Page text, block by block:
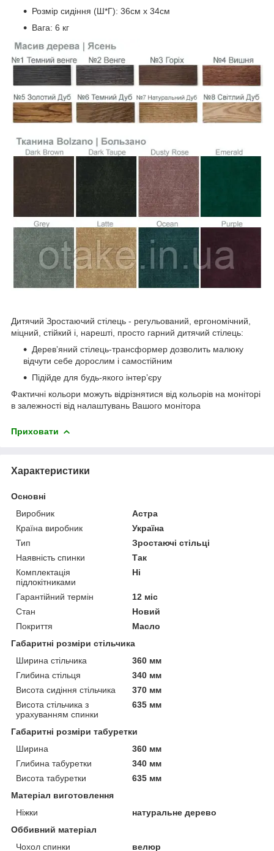
Розмір сидіння (Ш*Г): 36см х 34см
Вага: 6 кг
Дитячий Зростаючий стілець - регульований, ергономічний,
міцний, стійкий і, нарешті, просто гарний дитячий стілець:
Деревʼяний стілець-трансформер дозволить малюку
відчути себе дорослим і самостійним
Підійде для будь-якого інтерʼєру
Фактичні кольори можуть відрізнятися від кольорів на моніторі
в залежності від налаштувань Вашого монітора
Приховати
Характеристики
Основні
Виробник
Астра
Країна виробник
Україна
Тип
Зростаючі стільці
Наявність спинки
Так
Комплектація
підлокітниками
Ні
Гарантійний термін
12 міс
Стан
Новий
Покриття
Масло
Габаритні розміри стільчика
Ширина стільчика
360 мм
Глибина стільця
340 мм
Висота сидіння стільчика
370 мм
Висота стільчика з
урахуванням спинки
635 мм
Габаритні розміри табуретки
Ширина
360 мм
Глибина табуретки
340 мм
Висота табуретки
635 мм
Матеріал виготовлення
Ніжки
натуральне дерево
Оббивний матеріал
Чохол спинки
велюр